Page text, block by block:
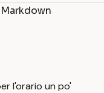
l'orario un po'